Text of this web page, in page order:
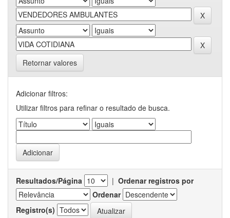
Retornar valores
Adicionar filtros:
Utilizar filtros para refinar o resultado de busca.
Resultados/Página | Ordenar registros por
Ordenar
Registro(s)